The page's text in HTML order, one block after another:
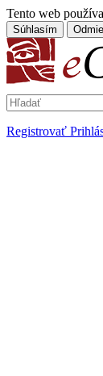
Tento web
Súhlasím
Registrovať